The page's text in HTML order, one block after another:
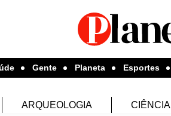
Gente Planeta Esportes
ARQUEOLOGIA CIÊNCIA